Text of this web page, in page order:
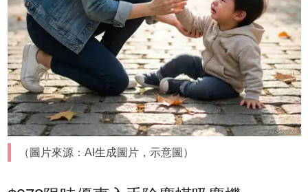
（圖片來源：AI生成圖片，示意圖）